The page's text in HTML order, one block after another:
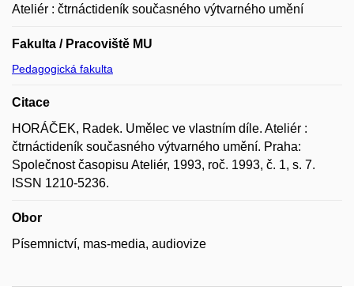
Ateliér : čtrnáctideník současného výtvarného umění
Fakulta / Pracoviště MU
Pedagogická fakulta
Citace
HORÁČEK, Radek. Umělec ve vlastním díle. Ateliér :
čtrnáctideník současného výtvarného umění. Praha:
Společnost časopisu Ateliér, 1993, roč. 1993, č. 1, s. 7.
ISSN 1210-5236.
Obor
Písemnictví, mas-media, audiovize